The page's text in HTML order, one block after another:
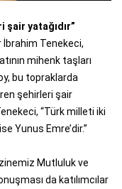
şair yatağıdır”
İbrahim Tenekeci,
mihenk taşları
bu topraklarda
şehirleri şair
“Türk milleti iki
Yunus Emre’dir.”
Mutluluk ve
da katılımcılar